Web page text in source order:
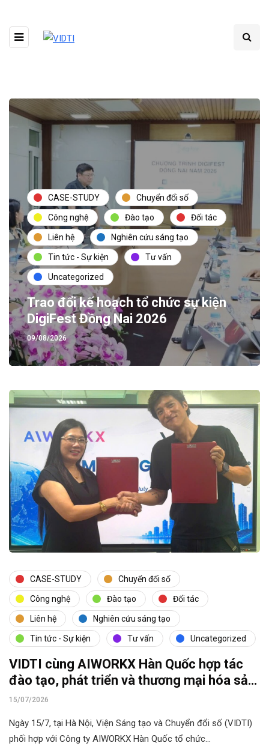
CASE-STUDY Chuyển đổi số
Công nghệ Đào tạo Đối tác
Liên hệ Nghiên cứu sáng tạo
Tin tức - Sự kiện Tư vấn
Uncategorized
Trao đổi kế hoạch tổ chức sự kiện
DigiFest Đồng Nai 2026
09/08/2026
CASE-STUDY Chuyển đổi số
Công nghệ Đào tạo Đối tác
Liên hệ Nghiên cứu sáng tạo
Tin tức - Sự kiện Tư vấn Uncategorized
VIDTI cùng AIWORKX Hàn Quốc hợp tác
đào tạo, phát triển và thương mại hóa sản
phẩm AI
15/07/2026
Ngày 15/7, tại Hà Nội, Viện Sáng tạo và Chuyển đổi số (VIDTI)
phối hợp với Công ty AIWORKX Hàn Quốc tổ chức…